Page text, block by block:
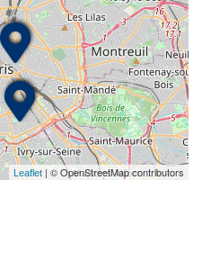
Leaflet | © OpenStreetMap contributors